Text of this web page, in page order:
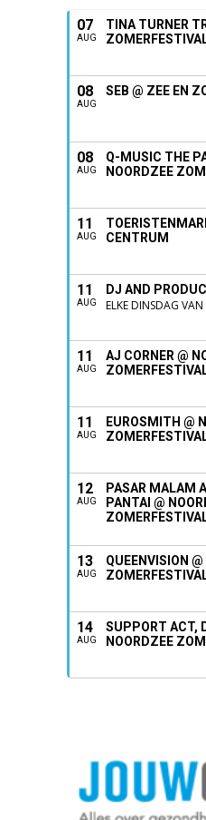
07
AUG
TINA TURNER
08
AUG
SEB @ ZEE EN
08
AUG
Q-MUSIC THE
NOORDZEE
11
AUG
CENTRUM
11
AUG
DJ AND
ELKE DINSDAG
11
AUG
AJ CORNER @
11
AUG
EUROSMITH @
12
AUG
PASAR MALAM
PANTAI @
13
AUG
QUEENVISION
14
AUG
SUPPORT ACT,
NOORDZEE